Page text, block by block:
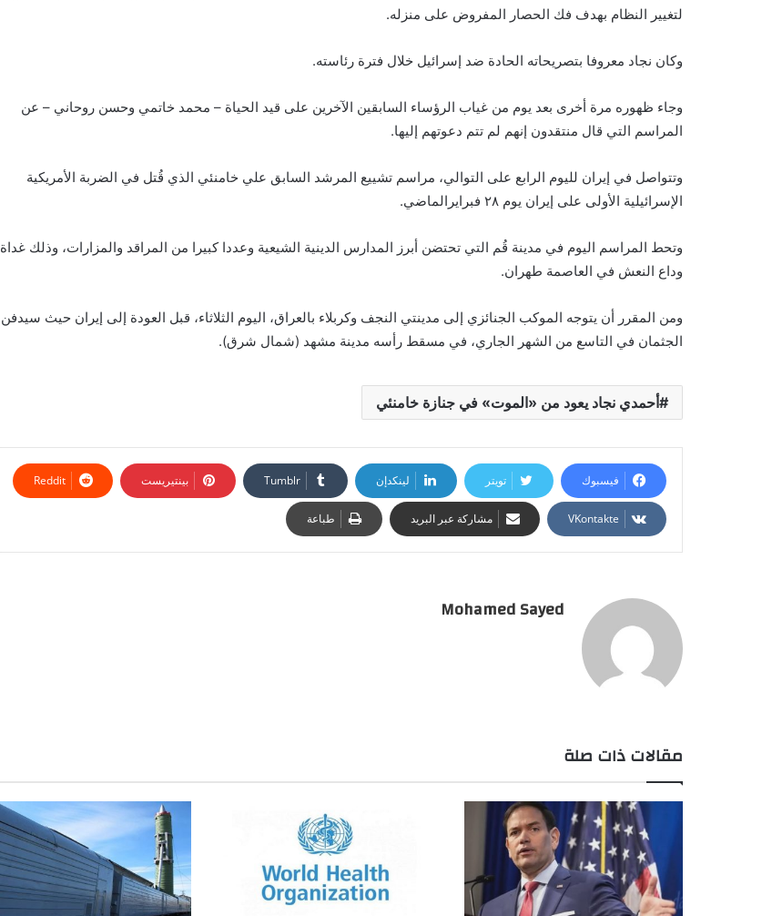
لتغيير النظام بهدف فك الحصار المفروض على منزله.
وكان نجاد معروفا بتصريحاته الحادة ضد إسرائيل خلال فترة رئاسته.
وجاء ظهوره مرة أخرى بعد يوم من غياب الرؤساء السابقين الآخرين على قيد الحياة – محمد خاتمي وحسن روحاني – عن
المراسم التي قال منتقدون إنهم لم تتم دعوتهم إليها.
وتتواصل في إيران لليوم الرابع على التوالي، مراسم تشييع المرشد السابق علي خامنئي الذي قُتل في الضربة الأمريكية
الإسرائيلية الأولى على إيران يوم ٢٨ فبرايرالماضي.
وتحط المراسم اليوم في مدينة قُم التي تحتضن أبرز المدارس الدينية الشيعية وعددا كبيرا من المراقد والمزارات، وذلك غداة
وداع النعش في العاصمة طهران.
ومن المقرر أن يتوجه الموكب الجنائزي إلى مدينتي النجف وكربلاء بالعراق، اليوم الثلاثاء، قبل العودة إلى إيران حيث سيدفن
الجثمان في التاسع من الشهر الجاري، في مسقط رأسه مدينة مشهد (شمال شرق).
أحمدي نجاد يعود من «الموت» في جنازة خامنئي
فيسبوك تويتر لينكدإن بينتيريست
مشاركة عبر البريد طباعة
Mohamed Sayed
مقالات ذات صلة